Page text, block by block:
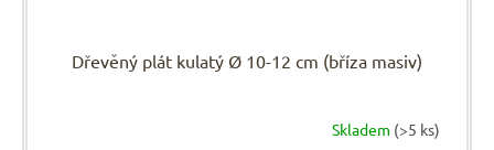
Dřevěný plát kulatý Ø 10-12 cm (bříza masiv)
Skladem (>5 ks)